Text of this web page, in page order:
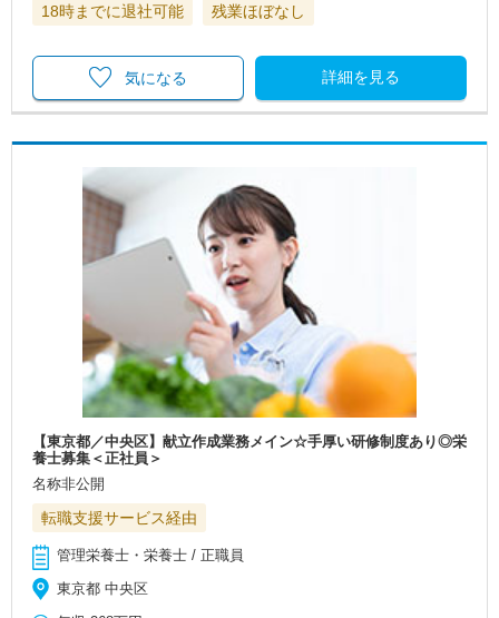
18時までに退社可能
残業ほぼなし
詳細を見る
気になる
【東京都／中央区】献立作成業務メイン☆手厚い研修制度あり◎栄
養士募集＜正社員＞
名称非公開
転職支援サービス経由
管理栄養士・栄養士 / 正職員
東京都 中央区